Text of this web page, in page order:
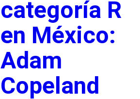
categoría R
en México:
Adam
Copeland